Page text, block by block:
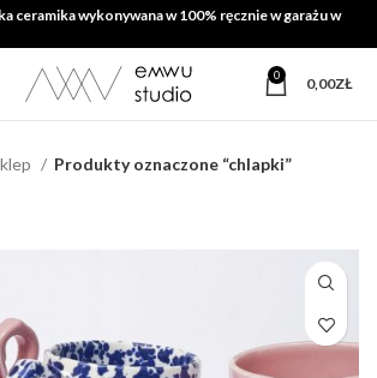
ceramika wykonywana w 100% ręcznie w garażu w
0 0,00ZŁ
Produkty oznaczone “chlapki”